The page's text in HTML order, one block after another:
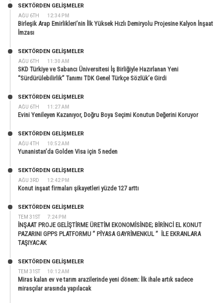
AĞU 6TH 12:34 PM
SEKTÖRDEN GELIŞMELER
Birleşik Arap Emirlikleri’nin İlk Yüksek Hızlı Demiryolu Projesine Kalyon İnşaat
İmzası
AĞU 6TH 11:30 AM
SEKTÖRDEN GELIŞMELER
SKD Türkiye ve Sabancı Üniversitesi İş Birliğiyle Hazırlanan Yeni
“Sürdürülebilirlik” Tanımı TDK Genel Türkçe Sözlük’e Girdi
AĞU 6TH 11:27 AM
SEKTÖRDEN GELIŞMELER
Evini Yenileyen Kazanıyor, Doğru Boya Seçimi Konutun Değerini Koruyor
AĞU 4TH 10:52 AM
SEKTÖRDEN GELIŞMELER
Yunanistan’da Golden Visa için 5 neden
AĞU 3RD 12:42 PM
SEKTÖRDEN GELIŞMELER
Konut inşaat firmaları şikayetleri yüzde 127 arttı
TEM 31ST 7:24 PM
SEKTÖRDEN GELIŞMELER
İNŞAAT PROJE GELİŞTİRME ÜRETİM EKONOMİSİNDE; BİRİNCİ EL KONUT
PAZARINI GPPS PLATFORMU ” PİYASA GAYRİMENKUL ” İLE EKRANLARA
TAŞIYACAK
TEM 31ST 10:12 AM
SEKTÖRDEN GELIŞMELER
Miras kalan ev ve tarım arazilerinde yeni dönem: İlk ihale artık sadece
mirasçılar arasında yapılacak